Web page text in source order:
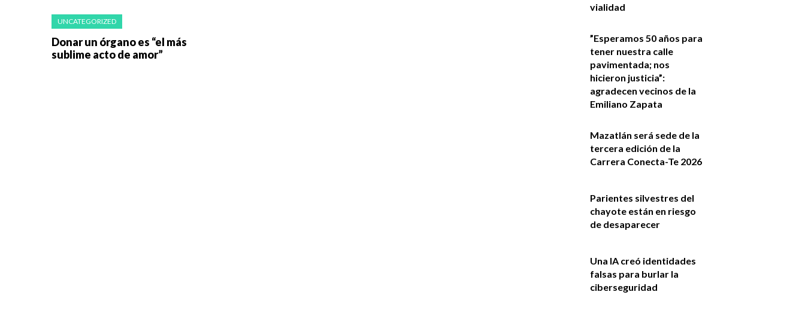
UNCATEGORIZED
Donar un órgano es “el más
sublime acto de amor”
vialidad
”Esperamos 50 años para
tener nuestra calle
pavimentada; nos
hicieron justicia”:
agradecen vecinos de la
Emiliano Zapata
Mazatlán será sede de la
tercera edición de la
Carrera Conecta-Te 2026
Parientes silvestres del
chayote están en riesgo
de desaparecer
Una IA creó identidades
falsas para burlar la
ciberseguridad